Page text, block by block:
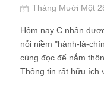
Tháng Mười Một
Hôm nay C nhận
nỗi niềm "hành-là-
cùng đọc để nắm
Thông tin rất hữu ích